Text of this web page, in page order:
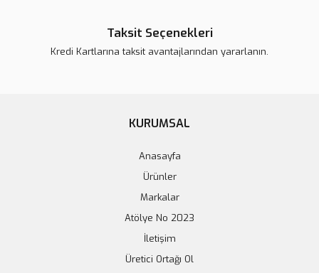
4S 40A BMS Modülü - Dengeleme Şarj ve Koruma Modülü
Taksit Seçenekleri
Kredi Kartlarına taksit avantajlarından yararlanın.
KURUMSAL
Anasayfa
Ürünler
Markalar
Atölye No 2023
İletişim
Üretici Ortağı Ol